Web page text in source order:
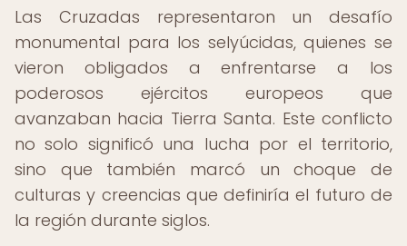
Las Cruzadas representaron un desafío
monumental para los selyúcidas, quienes se
vieron obligados a enfrentarse a los
poderosos ejércitos europeos que
avanzaban hacia Tierra Santa. Este conflicto
no solo significó una lucha por el territorio,
sino que también marcó un choque de
culturas y creencias que definiría el futuro de
la región durante siglos.